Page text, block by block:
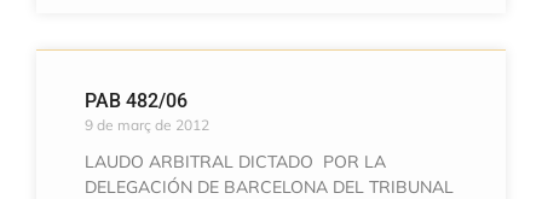
PAB 482/06
9 de març de 2012
LAUDO ARBITRAL DICTADO POR LA
DELEGACIÓN DE BARCELONA DEL TRIBUNAL